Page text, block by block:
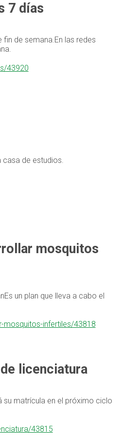
7 días
de semana.En las redes
43920
de estudios.
mosquitos
un plan que lleva a cabo el
mosquitos-infertiles/43818
licenciatura
su matrícula en el próximo ciclo
43815